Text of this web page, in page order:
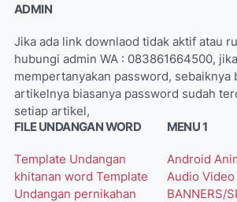
ADMIN
Jika ada link downlaod tidak aktif atau
hubungi admin WA : 083861664500,
mempertanyakan password, sebaiknya
artikelnya biasanya password sudah
setiap artikel,
FILE UNDANGAN WORD
Template Undangan
khitanan word Template
Undangan pernikahan
MENU 1
Android
Audio Video
BANNERS/